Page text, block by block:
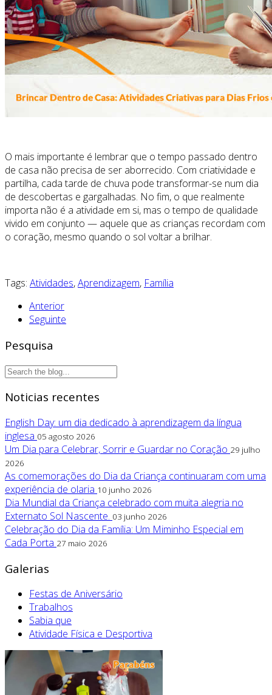
O mais importante é lembrar que o tempo passado dentro
de casa não precisa de ser aborrecido. Com criatividade e
partilha, cada tarde de chuva pode transformar-se num dia
de descobertas e gargalhadas. No fim, o que realmente
importa não é a atividade em si, mas o tempo de qualidade
vivido em conjunto — aquele que as crianças recordam com
o coração, mesmo quando o sol voltar a brilhar.
Tags: Atividades,Aprendizagem, Família
Anterior
Seguinte
Pesquisa
Noticias recentes
English Day: um dia dedicado à aprendizagem da língua
inglesa 05 agosto 2026
Um Dia para Celebrar, Sorrir e Guardar no Coração 29 julho
2026
As comemorações do Dia da Criança continuaram com uma
experiência de olaria 10 junho 2026
Dia Mundial da Criança celebrado com muita alegria no
Externato Sol Nascente. 03 junho 2026
Celebração do Dia da Família: Um Miminho Especial em
Cada Porta 27 maio 2026
Galerias
Festas de Aniversário
Trabalhos
Sabia que
Atividade Física e Desportiva